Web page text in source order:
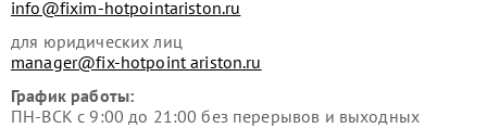
info@fixim-hotpointariston.ru
для юридических лиц
manager@fix-hotpoint ariston.ru
График работы:
ПН-ВСК с 9:00 до 21:00 без перерывов и выходных